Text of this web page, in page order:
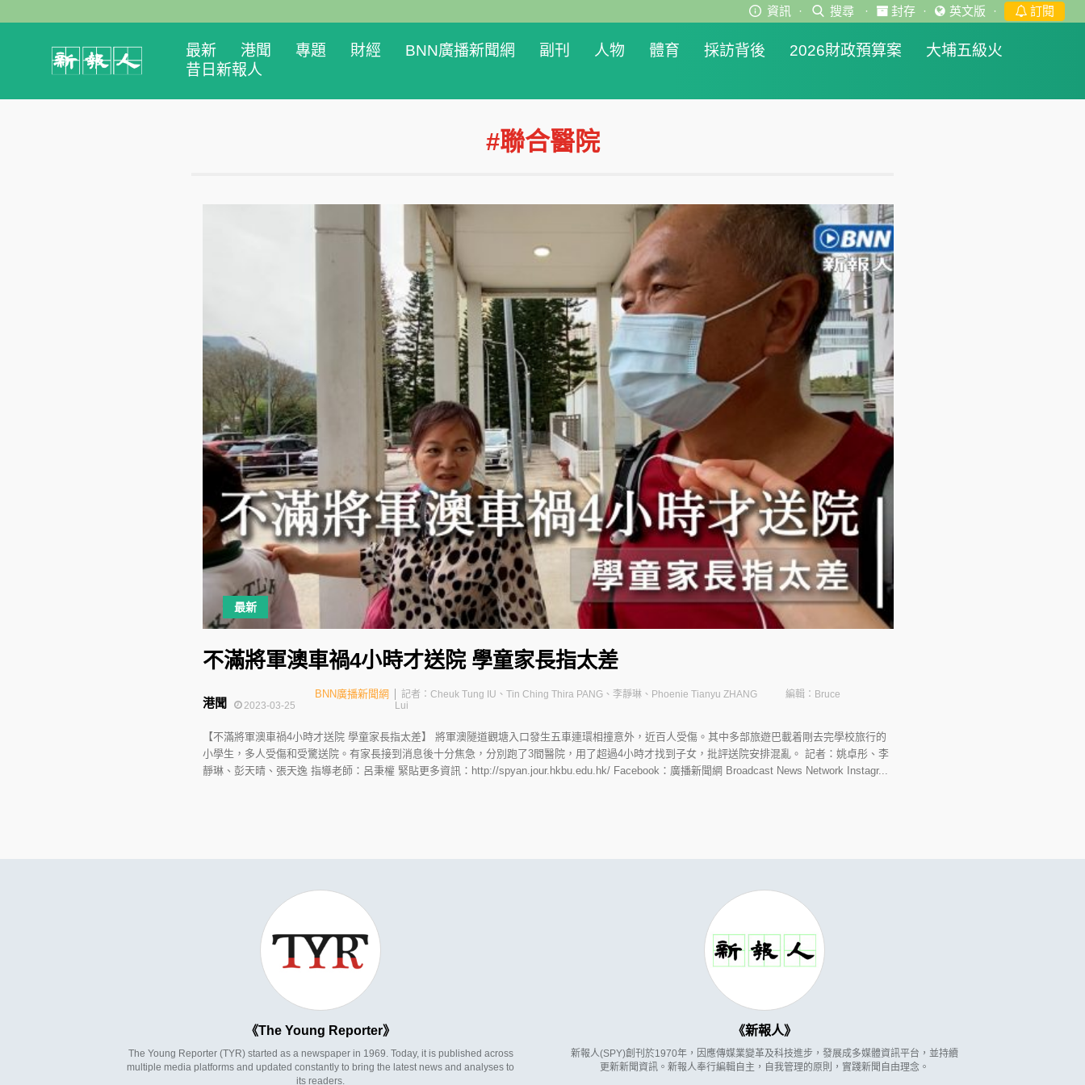
資訊 · 搜尋 · 封存 · 英文版 · 訂閱
最新 港聞 專題 財經 BNN廣播新聞網 副刊 人物 體育 採訪背後 2026財政預算案
大埔五級火
昔日新報人
#聯合醫院
最新
不滿將軍澳車禍4小時才送院 學童家長指太差
2023-03-25
港聞
BNN廣播新聞網 記者：Cheuk Tung IU、Tin Ching Thira PANG、李靜琳、Phoenie Tianyu ZHANG
編輯：Bruce
Lui
【不滿將軍澳車禍4小時才送院 學童家長指太差】 將軍澳隧道觀塘入口發生五車連環相撞意外，近百人受傷。其中多部旅遊巴載着剛去完學校旅行的
小學生，多人受傷和受驚送院。有家長接到消息後十分焦急，分別跑了3間醫院，用了超過4小時才找到子女，批評送院安排混亂。 記者：姚卓彤、李
靜琳、彭天晴、張天逸 指導老師：呂秉權 緊貼更多資訊：http://spyan.jour.hkbu.edu.hk/ Facebook：廣播新聞網 Broadcast News Network Instagr...
The Young Reporter
The Young Reporter (TYR) started as a newspaper in 1969. Today, it is published across
multiple media platforms and updated constantly to bring the latest news and analyses to
its readers.
新報人
新報人(SPY)創刊於1970年，因應傳媒業變革及科技進步，發展成多媒體資訊平台，並持續
更新新聞資訊。新報人奉行編輯自主，自我管理的原則，實踐新聞自由理念。